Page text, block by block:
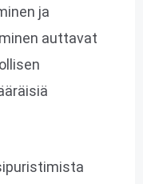
ja
auttavat